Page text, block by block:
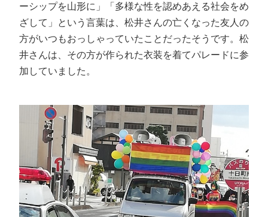
ーシップを山形に」「多様な性を認めあえる社会をめ
ざして」という言葉は、松井さんの亡くなった友人の
方がいつもおっしゃっていたことだったそうです。松
井さんは、その方が作られた衣装を着てパレードに参
加していました。